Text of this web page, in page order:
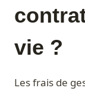
vie ?
Les frais de